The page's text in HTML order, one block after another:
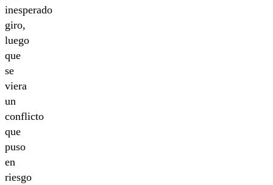
inesperado
giro,
luego
que
se
viera
un
conflicto
que
puso
en
riesgo